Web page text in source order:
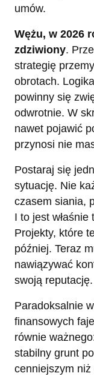
umów.
Wężu, w 2026
zdziwiony.
strategię
obrotach.
powinny się
odwrotnie. W
nawet pojawić
przynosi nie
Postaraj się
sytuację. Nie
czasem siania,
I to jest
Projekty, które
później. Teraz
nawiązywać
swoją reputację.
Paradoksalnie
finansowych
równie
stabilny grunt
cenniejszym